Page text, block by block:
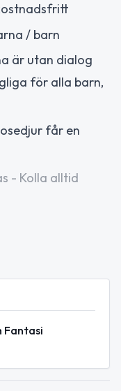
/ barn
är utan dialog
för alla barn,
får en
- Kolla alltid
Fantasi